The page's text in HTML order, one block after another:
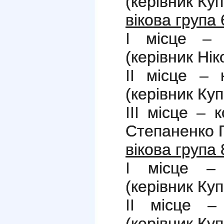
вікова
І місце –
(керівник
ІІ місце –
(керівник
ІІІ місце –
Степаненко
вікова
І місце –
(керівник
ІІ місце –